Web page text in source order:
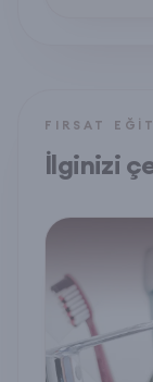
FIRSAT
İlginizi